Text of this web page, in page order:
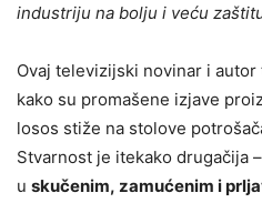
industriju na bolju i veću
Ovaj televizijski novinar i
kako su promašene izjave
losos stiže na stolove
Stvarnost je itekako drugačija
u skučenim, zamućenim i